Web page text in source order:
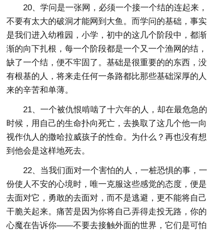
20、学问是一张网，必须一个接一个结的连起来，
不要有太大的破洞才能网到大鱼。而学问的基础，事实
是我们进入幼稚园，小学，初中的这几个阶段中，都渐
渐的向下扎根，每一个阶段都是一个又一个渔网的结，
缺了一个结，便不牢固了。基础是很重要的的东西，没
有根基的人，将来走任何一条路都比那些基础深厚的人
来的辛苦和单薄。
21、一个被仇恨啃啮了十六年的人，却在最危急的
时候，用自己的生命扑向死亡，去换取了这几个他一向
视作仇人的撒哈拉威孩子的性命。为什么？再也没有想
到他会是这样地死去。
22、当我们面对一个害怕的人，一桩恐惧的事，一
份使人不安的心境时，唯一克服这些感觉的态度，便是
去面对它，勇敢的去面对，而不是逃避，更不能将自己
干脆关起来。痛苦是因为你将自己弄得走投无路，你的
心魔在告诉你――不要去接触外面的世界，它们是可怕